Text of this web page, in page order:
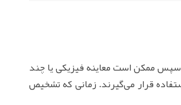
ممکن است معاینه فیزیکی یا چند
قرار می‌گیرند. زمانی که تشخیص